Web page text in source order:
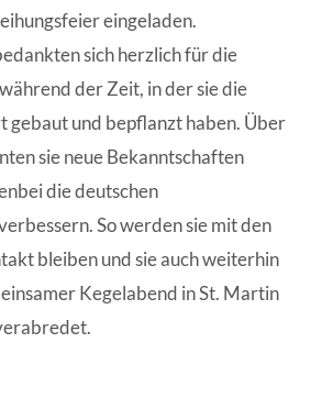
eingeladen.
sich herzlich für die
der Zeit, in der sie die
gebaut und bepflanzt haben. Über
sie neue Bekanntschaften
die deutschen
So werden sie mit den
bleiben und sie auch weiterhin
Kegelabend in St. Martin